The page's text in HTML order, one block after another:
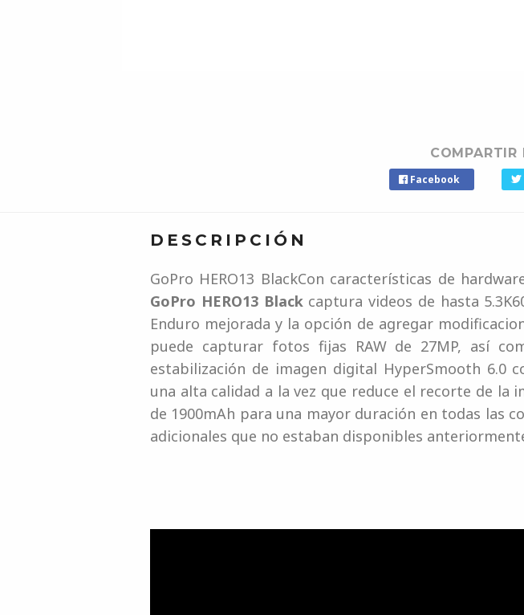
COMPARTIR
Facebook
DESCRIPCIÓN
GoPro HERO13 BlackCon características de
GoPro HERO13 Blackcaptura videos de hasta
Enduro mejorada y la opción de agregar
puede capturar fotos fijas RAW de 27MP, así
estabilización de imagen digital HyperSmooth 6.0
una alta calidad a la vez que reduce el recorte de la
de 1900mAh para una mayor duración en todas las
adicionales que no estaban disponibles